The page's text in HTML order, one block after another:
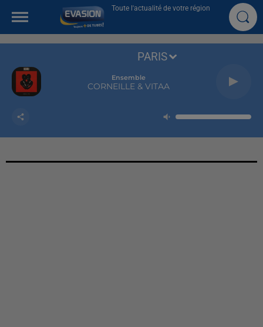
Toute l'actualité de votre région
Ensemble
CORNEILLE & VITAA
PARIS